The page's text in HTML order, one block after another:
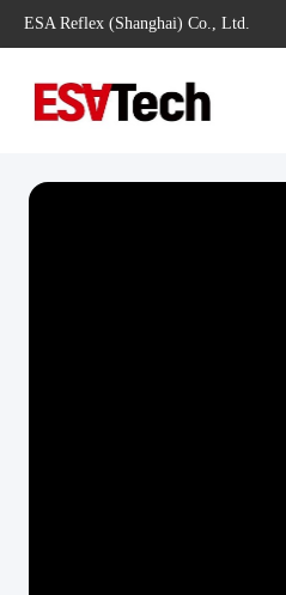
ESA Reflex (Shanghai) Co., Ltd.